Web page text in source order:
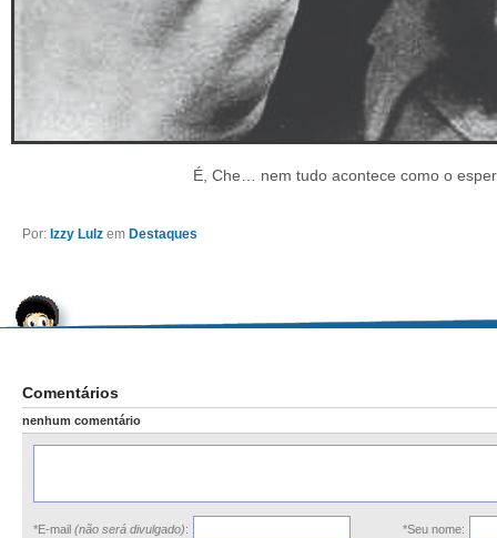
É, Che… nem tudo acontece como o
Por: Izzy Lulz em Destaques
Comentários
nenhum comentário
*E-mail (não será divulgado): *Seu nome: